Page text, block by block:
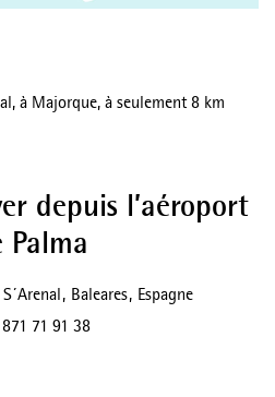
à Majorque, à seulement 8 km
depuis l’aéroport
Palma
S´Arenal, Baleares, Espagne
71 91 38